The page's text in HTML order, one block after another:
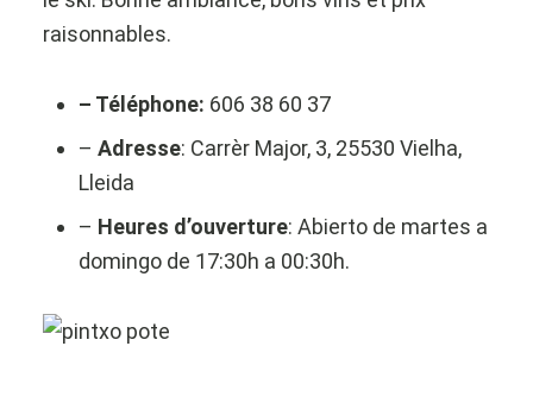
raisonnables.
– Téléphone: 606 38 60 37
– Adresse: Carrèr Major, 3, 25530 Vielha,
Lleida
– Heures d’ouverture: Abierto de martes a
domingo de 17:30h a 00:30h.